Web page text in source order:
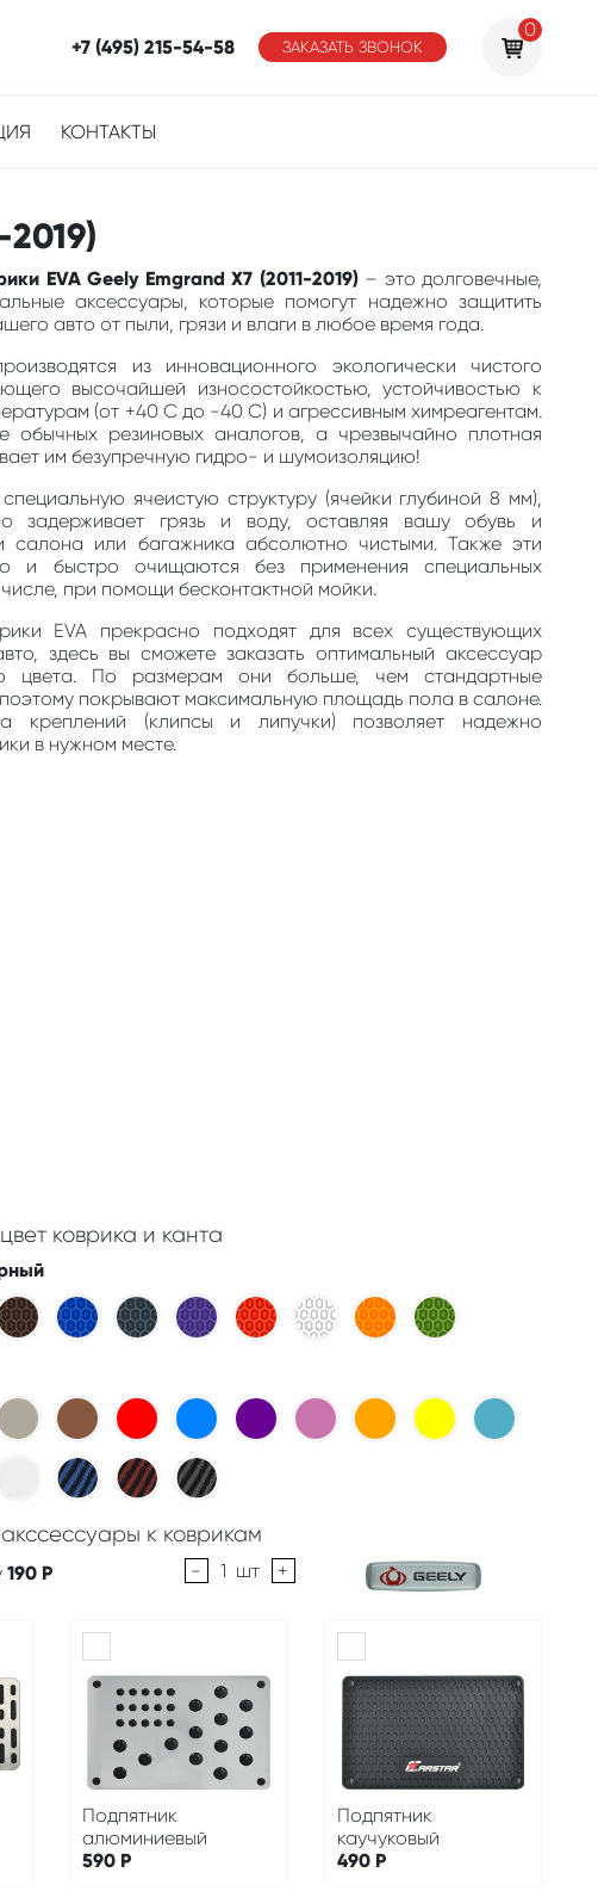
+7 (495) 215-54-58 ЗАКАЗАТЬ ЗВОНОК
0
КОНТАКТЫ
EVA Geely Emgrand X7 (2011-2019) – это долговечные,
аксессуары, которые помогут надежно защитить
авто от пыли, грязи и влаги в любое время года.
из инновационного экологически чистого
высочайшей износостойкостью, устойчивостью к
(от +40 С до -40 С) и агрессивным химреагентам.
резиновых аналогов, а чрезвычайно плотная
им безупречную гидро- и шумоизоляцию!
ячеистую структуру (ячейки глубиной 8 мм),
задерживает грязь и воду, оставляя вашу обувь и
салона или багажника абсолютно чистыми. Также эти
и быстро очищаются без применения специальных
при помощи бесконтактной мойки.
EVA прекрасно подходят для всех существующих
здесь вы сможете заказать оптимальный аксессуар
цвета. По размерам они больше, чем стандартные
покрывают максимальную площадь пола в салоне.
креплений (клипсы и липучки) позволяет надежно
в нужном месте.
коврика и канта
к коврикам
190 Р - 1 шт +
Подпятник
алюминиевый
590 Р
Подпятник
каучуковый
490 Р